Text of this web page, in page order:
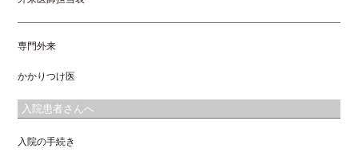
専門外来
かかりつけ医
入院患者さんへ
入院の手続き